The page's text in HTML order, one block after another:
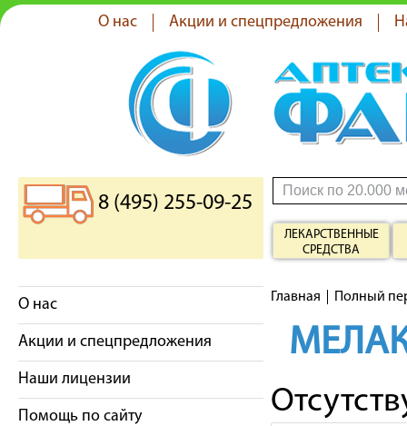
О нас Акции и спецпредложения
8 (495) 255-09-25
ЛЕКАРСТВЕННЫЕ
СРЕДСТВА
О нас
Акции и спецпредложения
Наши лицензии
Помощь по сайту
Главная Полный